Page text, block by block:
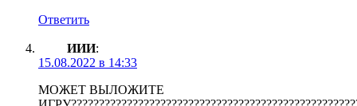
Ответить
ИИИ:
15.08.2022 в 14:33
МОЖЕТ ВЫЛОЖИТЕ